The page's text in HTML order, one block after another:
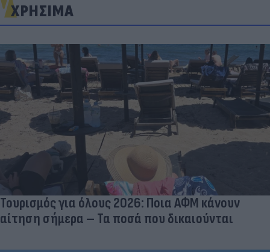
ΧΡΗΣΙΜΑ
Τουρισμός για όλους 2026: Ποια ΑΦΜ κάνουν
αίτηση σήμερα – Τα ποσά που δικαιούνται